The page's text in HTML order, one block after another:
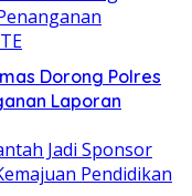
Dorong Polres
Laporan